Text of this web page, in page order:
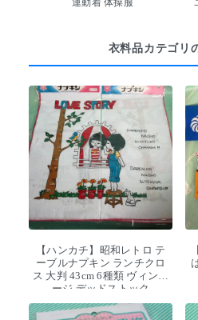
衣料品カテゴリ
【ハンカチ】昭和レトロ テ
ーブルナプキン ランチクロ
ス 大判 43cm 6種類 ヴィンテ
ージ デッドストック